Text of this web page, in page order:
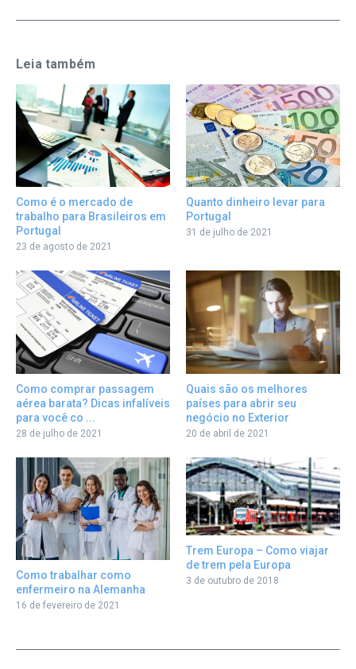
Leia também
Como é o mercado de
trabalho para Brasileiros em
Portugal
23 de agosto de 2021
Quanto dinheiro levar para
Portugal
31 de julho de 2021
Como comprar passagem
aérea barata? Dicas infalíveis
para você co ...
28 de julho de 2021
Quais são os melhores
países para abrir seu
negócio no Exterior
20 de abril de 2021
Como trabalhar como
enfermeiro na Alemanha
16 de fevereiro de 2021
Trem Europa – Como viajar
de trem pela Europa
3 de outubro de 2018